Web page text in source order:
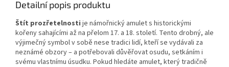
Detailní popis produktu
Štít prozřetelnosti je námořnický amulet s historickými
kořeny sahajícími až na přelom 17. a 18. století. Tento drobný, ale
výjimečný symbol v sobě nese tradici lidí, kteří se vydávali za
neznámé obzory – a potřebovali důvěřovat osudu, setkáním i
svému vlastnímu úsudku. Pokud hledáte amulet, který tradičně